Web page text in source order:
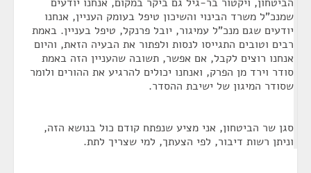
שמנכ"ל משרד הבינוי והשיכון טיפל בעומק העניין, אנחנו
יודעים שגם מנכ"ל עמיגור, יובל פרנקל, טיפל בעניין. באמת
רבים וטובים התגייסו לנסות ולפתור את הבעיה הזאת, והיום
אנחנו רוצים לקבל, אם אפשר, תשובה שהעניין הזה באמת
סודר וירד מן הפרק, ואנחנו יכולים להרגיע את ההורים ולומר
שסודר המיגון של ישיבת ההסדר.
סגן שר הביטחון, אני מציע שנפתח קודם כול בנושא הזה,
וניתן רשות דיבור, לפי הצעתך, למי שצריך לתת.